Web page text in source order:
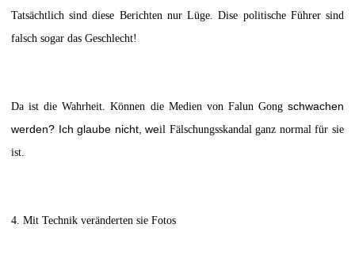
Tatsächtlich sind diese Berichten nur Lüge. Dise politische Führer sind
falsch sogar das Geschlecht!
Da ist die Wahrheit. Können die Medien von Falun Gong schwachen
werden? Ich glaube nicht, weil Fälschungsskandal ganz normal für sie
ist.
4. Mit Technik veränderten sie Fotos